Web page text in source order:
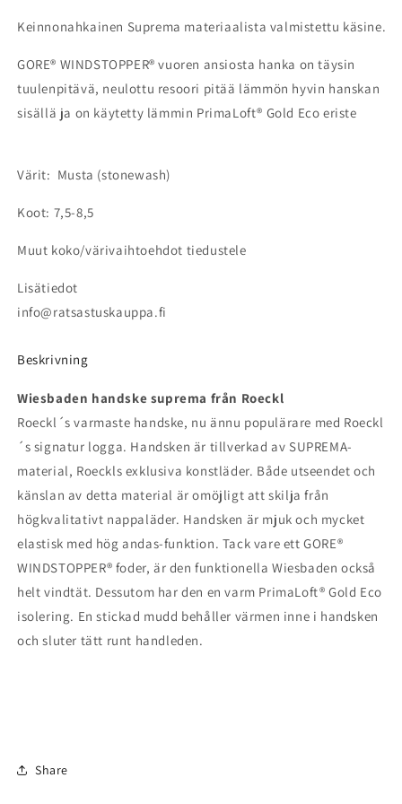
Keinnonahkainen Suprema materiaalista valmistettu käsine.
GORE® WINDSTOPPER® vuoren ansiosta hanka on täysin
tuulenpitävä, neulottu resoori pitää lämmön hyvin hanskan
sisällä ja on käytetty lämmin PrimaLoft® Gold Eco eriste
Värit: Musta (stonewash)
Koot: 7,5-8,5
Muut koko/värivaihtoehdot tiedustele
Lisätiedot
info@ratsastuskauppa.fi
Beskrivning
Wiesbaden handske suprema från Roeckl
Roeckl´s varmaste handske, nu ännu populärare med Roeckl
´s signatur logga. Handsken är tillverkad av SUPREMA-
material, Roeckls exklusiva konstläder. Både utseendet och
känslan av detta material är omöjligt att skilja från
högkvalitativt nappaläder. Handsken är mjuk och mycket
elastisk med hög andas-funktion. Tack vare ett GORE®
WINDSTOPPER® foder, är den funktionella Wiesbaden också
helt vindtät. Dessutom har den en varm PrimaLoft® Gold Eco
isolering. En stickad mudd behåller värmen inne i handsken
och sluter tätt runt handleden.
Share